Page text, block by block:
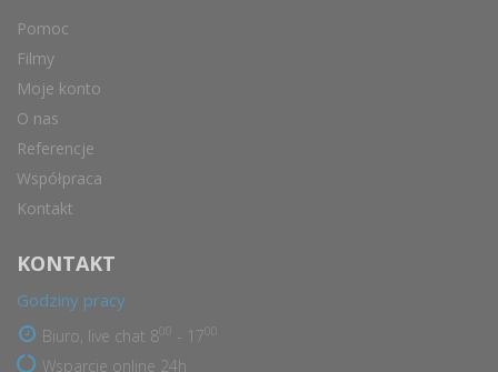
Pomoc
Filmy
Moje konto
O nas
Referencje
Współpraca
Kontakt
KONTAKT
Godziny pracy
Biuro, live chat 8 - 17
Wsparcie online 24h